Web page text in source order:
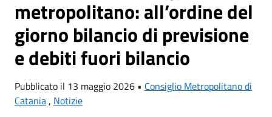
metropolitano: all’ordine del
giorno bilancio di previsione
e debiti fuori bilancio
Pubblicato il 13 maggio 2026 • Consiglio Metropolitano di
Catania, Notizie